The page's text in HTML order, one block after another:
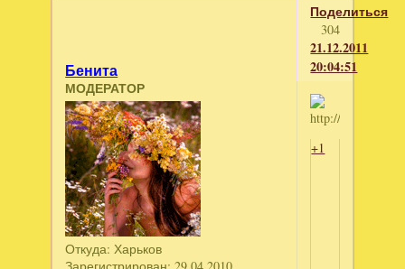
Поделиться
304
21.12.2011
20:04:51
Бенита
МОДЕРАТОР
Откуда: Харьков
+1